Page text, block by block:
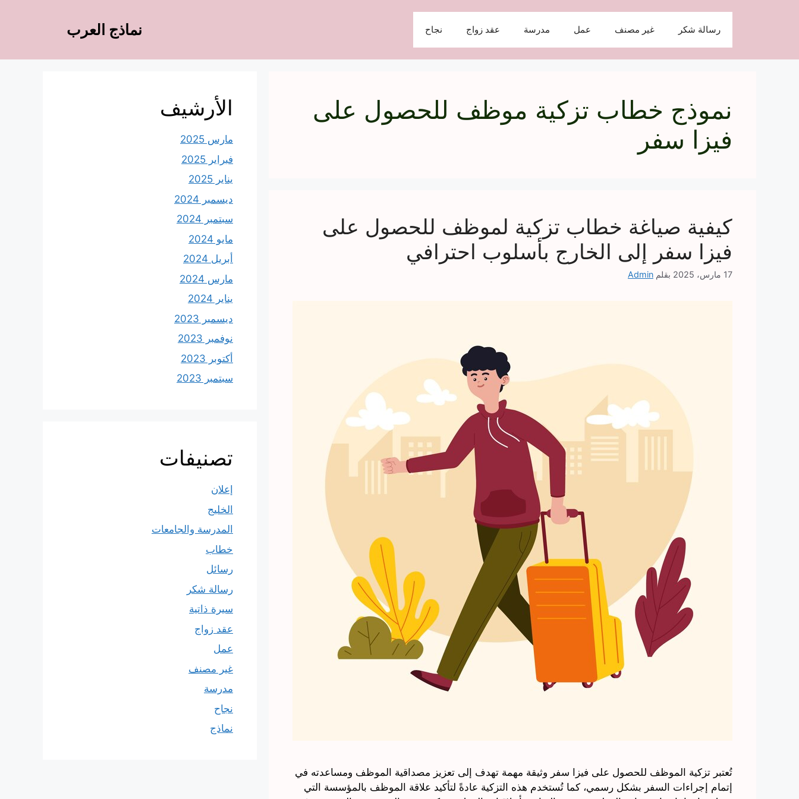
نماذج العرب رسالة شكر غير مصنف عمل مدرسة عقد زواج نجاح
نموذج خطاب تزكية موظف للحصول على
فيزا سفر
كيفية صياغة خطاب تزكية لموظف للحصول على
فيزا سفر إلى الخارج بأسلوب احترافي
17 مارس، 2025 بقلم Admin
تُعتبر تزكية الموظف للحصول على فيزا سفر وثيقة مهمة تهدف إلى تعزيز مصداقية الموظف ومساعدته في
إتمام إجراءات السفر بشكل رسمي، كما تُستخدم هذه التزكية عادةً لتأكيد علاقة الموظف بالمؤسسة التي
الأرشيف
مارس 2025
فبراير 2025
يناير 2025
ديسمبر 2024
سبتمبر 2024
مايو 2024
أبريل 2024
مارس 2024
يناير 2024
ديسمبر 2023
نوفمبر 2023
أكتوبر 2023
سبتمبر 2023
تصنيفات
إعلان
الخليج
المدرسة والجامعات
خطاب
رسائل
رسالة شكر
سيرة ذاتية
عقد زواج
عمل
غير مصنف
مدرسة
نجاح
نماذج